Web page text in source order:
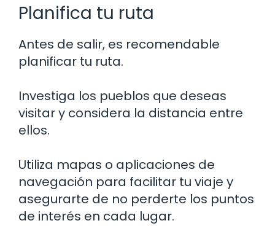
Planifica tu ruta
Antes de salir, es recomendable
planificar tu ruta.
Investiga los pueblos que deseas
visitar y considera la distancia entre
ellos.
Utiliza mapas o aplicaciones de
navegación para facilitar tu viaje y
asegurarte de no perderte los puntos
de interés en cada lugar.